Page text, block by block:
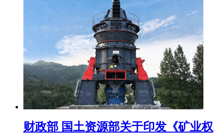
财政部 国土资源部关于印发《矿业权